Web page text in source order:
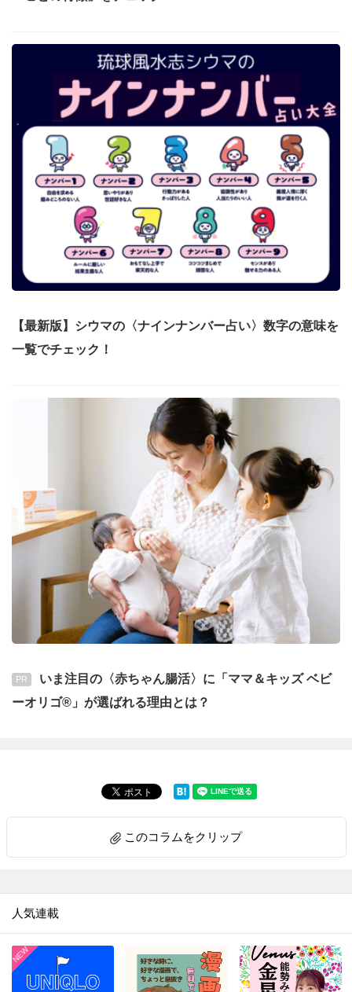
【最新版】シウマの〈ナインナンバー占い〉数字の意味を
一覧でチェック！
PR
いま注目の〈赤ちゃん腸活〉に「ママ＆キッズ ベビ
ーオリゴ®」が選ばれる理由とは？
このコラムをクリップ
人気連載